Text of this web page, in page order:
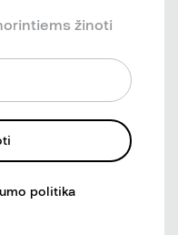
žinoti
politika